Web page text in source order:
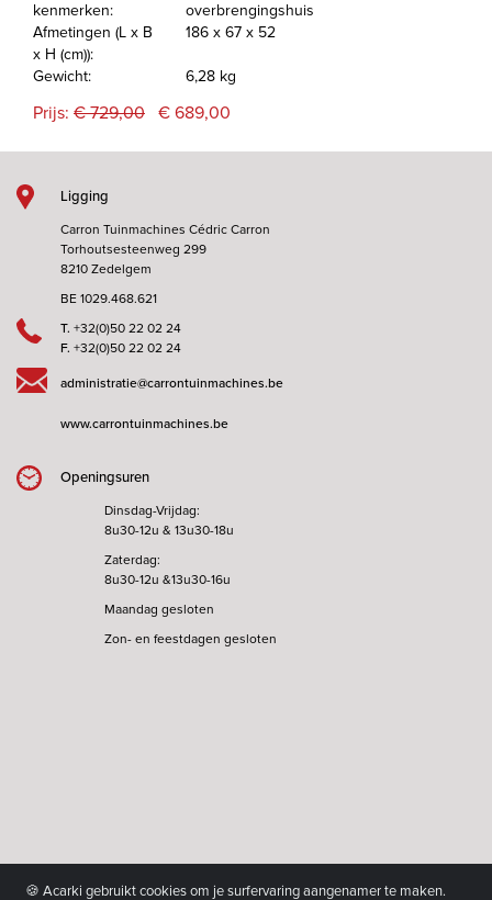
kenmerken:
overbrengingshuis
Afmetingen (L x B
x H (cm)):
186 x 67 x 52
Gewicht: 6,28 kg
Prijs: € 729,00 € 689,00
Ligging
Carron Tuinmachines Cédric Carron
Torhoutsesteenweg 299
8210 Zedelgem
BE 1029.468.621
T. +32(0)50 22 02 24
F. +32(0)50 22 02 24
administratie@carrontuinmachines.be
www.carrontuinmachines.be
Openingsuren
Dinsdag-Vrijdag:
8u30-12u & 13u30-18u
Zaterdag:
8u30-12u &13u30-16u
Maandag gesloten
Zon- en feestdagen gesloten
🍪 Acarki gebruikt cookies om je surfervaring aangenamer te maken.